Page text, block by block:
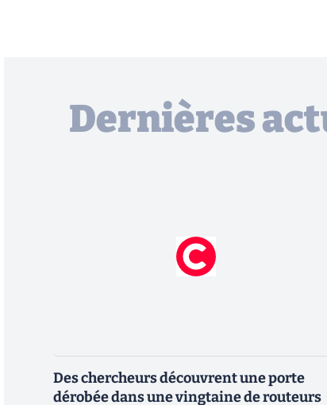
Dernières
Des chercheurs découvrent une porte
dérobée dans une vingtaine de routeurs